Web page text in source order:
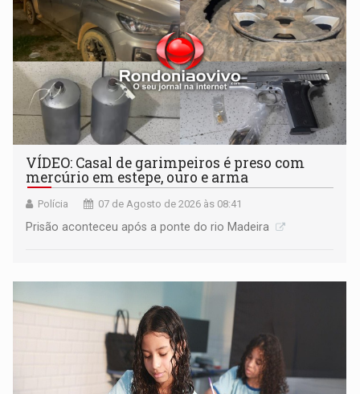
VÍDEO: Casal de garimpeiros é preso com
mercúrio em estepe, ouro e arma
Polícia 07 de Agosto de 2026 às 08:41
Prisão aconteceu após a ponte do rio Madeira